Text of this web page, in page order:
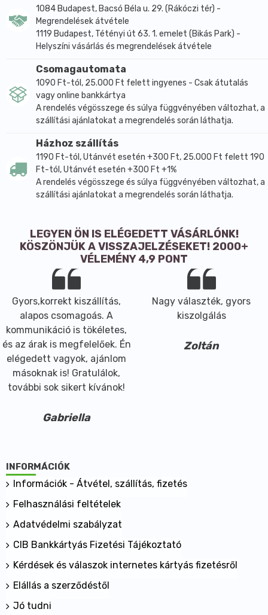
1084 Budapest, Bacsó Béla u. 29. (Rákóczi tér) -
Megrendelések átvétele
1119 Budapest, Tétényi út 63. 1. emelet (Bikás Park) -
Helyszíni vásárlás és megrendelések átvétele
Csomagautomata
1090 Ft-tól, 25.000 Ft felett ingyenes - Csak átutalás
vagy online bankkártya
A rendelés végösszege és súlya függvényében változhat, a
szállítási ajánlatokat a megrendelés során láthatja.
Házhoz szállítás
1190 Ft-tól, Utánvét esetén +300 Ft, 25.000 Ft felett 190
Ft-tól, Utánvét esetén +300 Ft +1%
A rendelés végösszege és súlya függvényében változhat, a
szállítási ajánlatokat a megrendelés során láthatja.
LEGYEN ÖN IS ELÉGEDETT VÁSÁRLÓNK!
KÖSZÖNJÜK A VISSZAJELZÉSEKET! 2000+
VÉLEMÉNY 4,9 PONT
Gyors,korrekt kiszállítás,
alapos csomagoás. A
kommunikáció is tökéletes,
és az árak is megfelelőek. Én
elégedett vagyok, ajánlom
másoknak is! Gratulálok,
további sok sikert kívánok!
Gabriella
Nagy választék, gyors
kiszolgálás
Zoltán
INFORMÁCIÓK
Információk - Átvétel, szállítás, fizetés
Felhasználási feltételek
Adatvédelmi szabályzat
CIB Bankkártyás Fizetési Tájékoztató
Kérdések és válaszok internetes kártyás fizetésről
Elállás a szerződéstől
Jó tudni